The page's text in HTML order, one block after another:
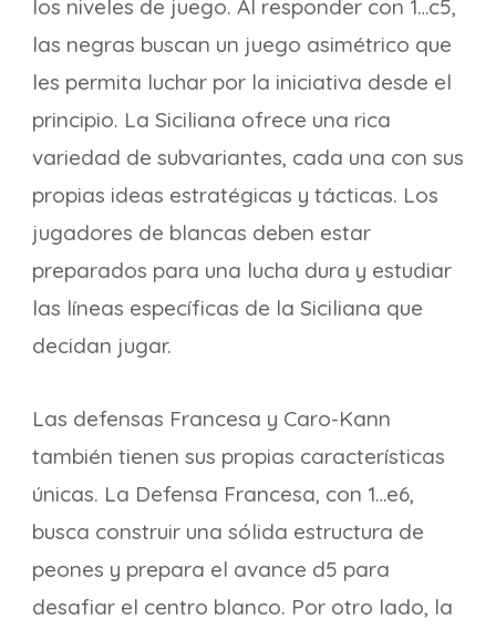
los niveles de juego. Al responder con 1…c5,
las negras buscan un juego asimétrico que
les permita luchar por la iniciativa desde el
principio. La Siciliana ofrece una rica
variedad de subvariantes, cada una con sus
propias ideas estratégicas y tácticas. Los
jugadores de blancas deben estar
preparados para una lucha dura y estudiar
las líneas específicas de la Siciliana que
decidan jugar.
Las defensas Francesa y Caro-Kann
también tienen sus propias características
únicas. La Defensa Francesa, con 1…e6,
busca construir una sólida estructura de
peones y prepara el avance d5 para
desafiar el centro blanco. Por otro lado, la